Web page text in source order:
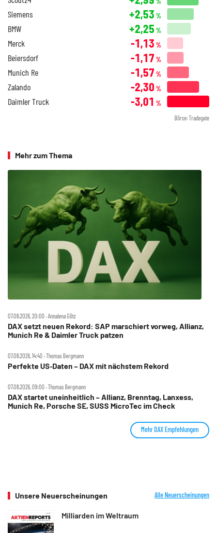
Siemens +2,53 %
BMW +2,25 %
Merck -1,13 %
Beiersdorf -1,17 %
Munich Re -1,57 %
Zalando -2,30 %
Daimler Truck -3,01 %
Börse: Tradegate
Mehr zum Thema
07.08.2026, 20:00 ‧ Annalena Götz
DAX setzt neuen Rekord: SAP marschiert vorweg, Allianz,
Munich Re & Daimler Truck patzen
07.08.2026, 14:40 ‧ Thomas Bergmann
Perfekte US‑Daten – DAX mit nächstem Rekord
07.08.2026, 09:00 ‧ Thomas Bergmann
DAX startet uneinheitlich – Allianz, Brenntag, Lanxess,
Munich Re, Porsche SE, SUSS MicroTec im Check
Mehr DAX Empfehlungen
Unsere Neuerscheinungen Alle Neuerscheinungen
Milliarden im Weltraum